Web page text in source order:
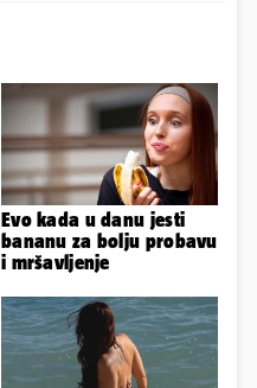
Evo kada u danu jesti
bananu za bolju probavu
i mršavljenje